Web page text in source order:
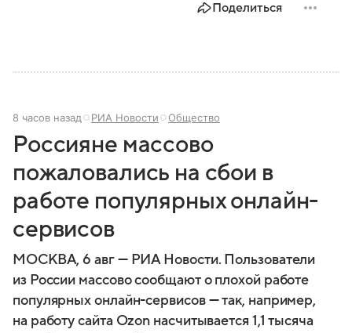
Поделиться
8 часов назад РИА Новости Общество
Россияне массово
пожаловались на сбои в
работе популярных онлайн-
сервисов
МОСКВА, 6 авг — РИА Новости. Пользователи
из России массово сообщают о плохой работе
популярных онлайн-сервисов — так, например,
на работу сайта Ozon насчитывается 1,1 тысяча